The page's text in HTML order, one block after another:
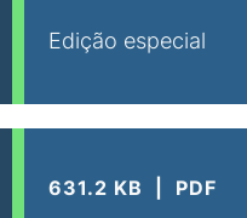
Edição especial
631.2 KB PDF